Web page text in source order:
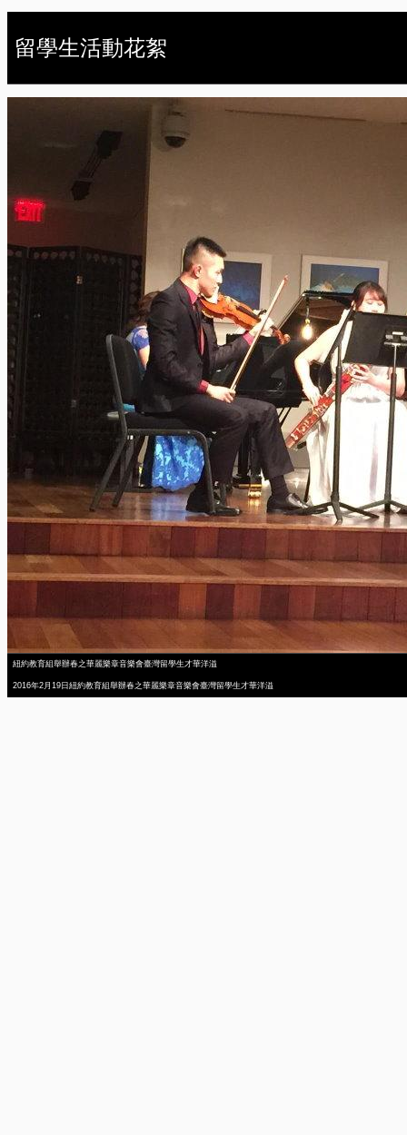
留學生活動花絮
紐約教育組舉辦春之華麗樂章音樂會臺灣留學生才華洋溢
2016年2月19日紐約教育組舉辦春之華麗樂章音樂會臺灣留學生才華洋溢